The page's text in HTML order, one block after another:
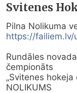
Svitenes
https://
Rundāles
čempionāts
„Svitenes
NOLIKUMS